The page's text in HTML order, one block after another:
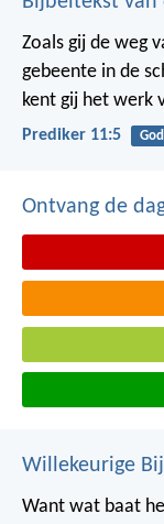
Zoals gij de weg
gebeente in de
kent gij het werk
Prediker 11:5 God
Ontvang de
Willekeurige
Want wat baat